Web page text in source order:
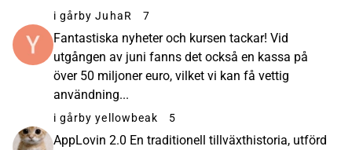
i gårby JuhaR 7
Fantastiska nyheter och kursen tackar! Vid
utgången av juni fanns det också en kassa på
över 50 miljoner euro, vilket vi kan få vettig
användning...
i gårby yellowbeak 5
AppLovin 2.0 En traditionell tillväxthistoria, utförd